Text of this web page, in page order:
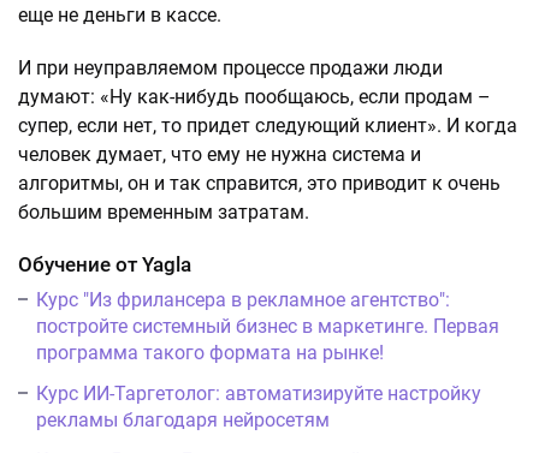
еще не деньги в кассе.
И при неуправляемом процессе продажи люди
думают: «Ну как-нибудь пообщаюсь, если продам –
супер, если нет, то придет следующий клиент». И когда
человек думает, что ему не нужна система и
алгоритмы, он и так справится, это приводит к очень
большим временным затратам.
Обучение от Yagla
Курс "Из фрилансера в рекламное агентство":
постройте системный бизнес в маркетинге. Первая
программа такого формата на рынке!
Курс ИИ-Таргетолог: автоматизируйте настройку
рекламы благодаря нейросетям